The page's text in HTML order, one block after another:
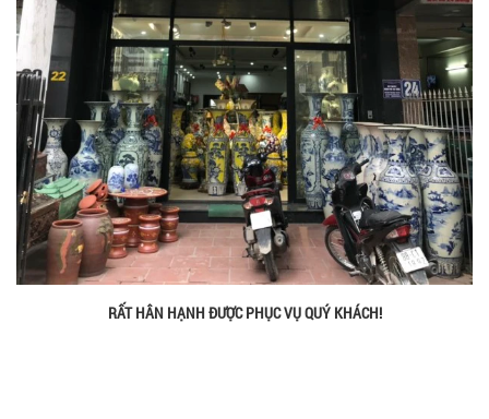
RẤT HÂN HẠNH ĐƯỢC PHỤC VỤ QUÝ KHÁCH!